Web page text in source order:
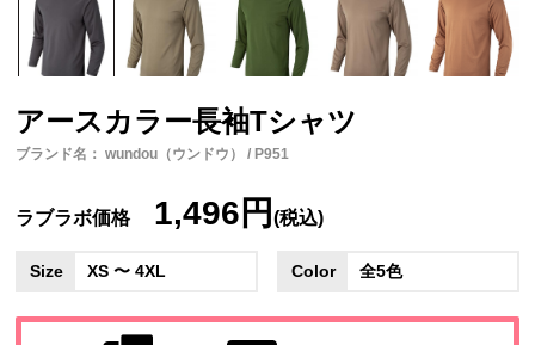
アースカラー長袖Tシャツ
ブランド名： wundou（ウンドウ） / P951
ラブラボ価格 1,496円(税込)
Size XS 〜 4XL Color 全5色